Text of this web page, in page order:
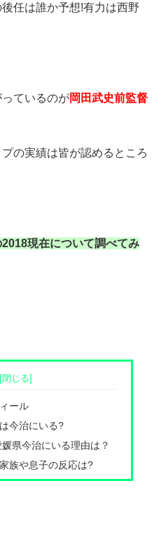
任は誰か予想!有力は西野
ているのが岡田武史前監督
の実績は皆が認めるところ
現在について調べてみ
ール
今治にいる?
県今治にいる理由は？
族や息子の反応は?